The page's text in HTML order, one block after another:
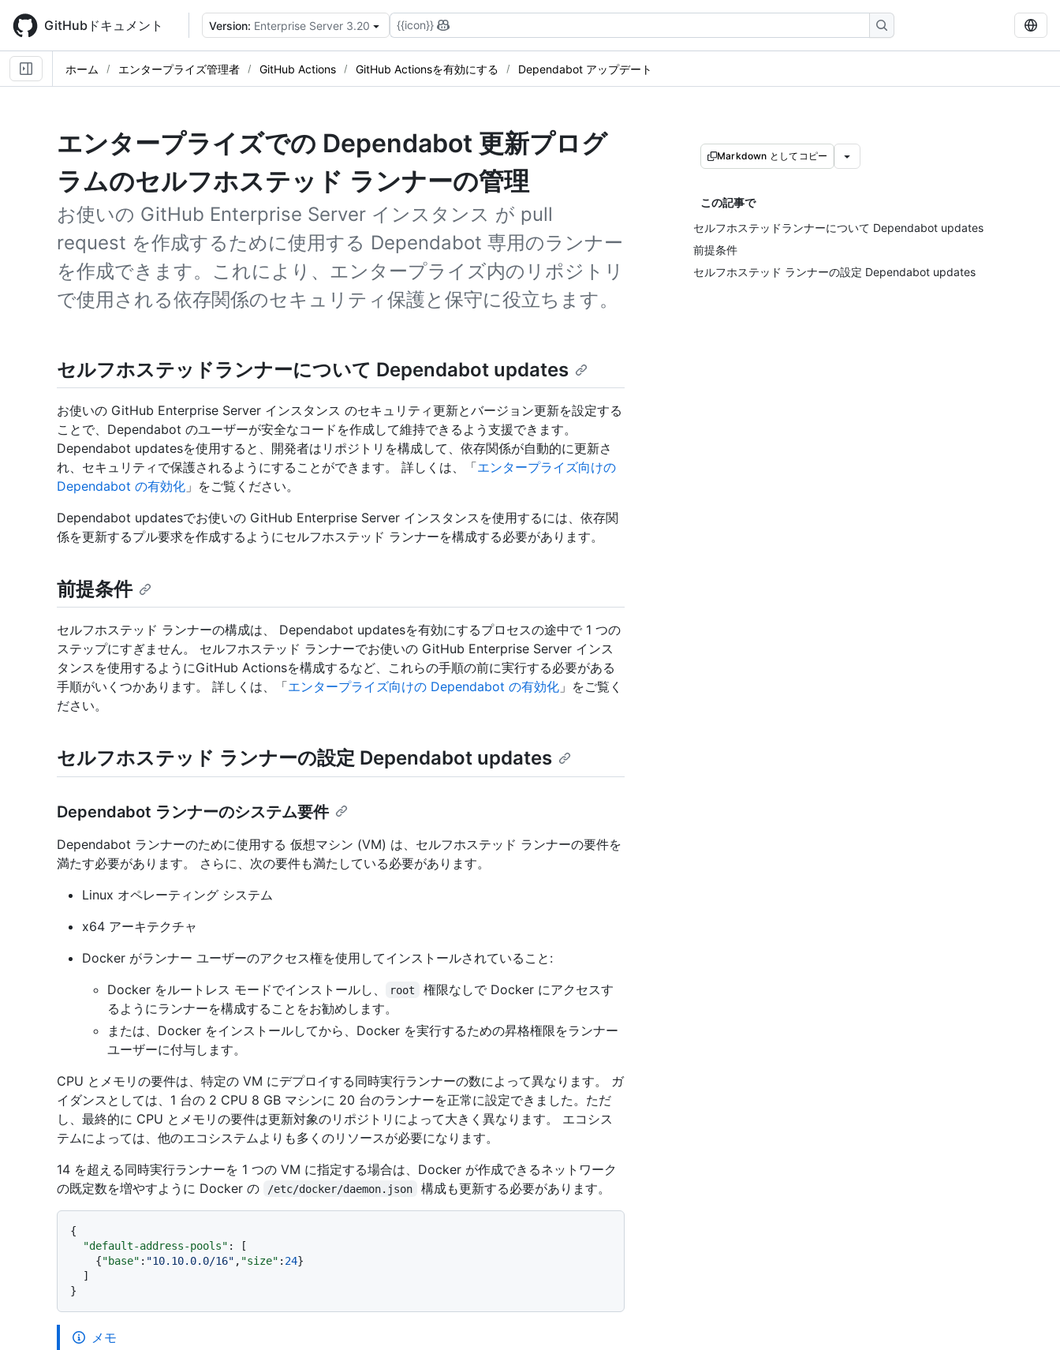
main
content
GitHubドキュメント Version: Enterprise Server 3.20 {{icon}}
ホーム エンタープライズ管理者 GitHub Actions GitHub Actionsを有効にする Dependabot アップデート
エンタープライズでの Dependabot 更新プログ
ラムのセルフホステッド ランナーの管理
お使いの GitHub Enterprise Server インスタンス が pull
request を作成するために使用する Dependabot 専用のランナー
を作成できます。これにより、エンタープライズ内のリポジトリ
で使用される依存関係のセキュリティ保護と保守に役立ちます。
Markdown としてコピー
この記事で
セルフホステッドランナーについて Dependabot updates
前提条件
セルフホステッド ランナーの設定 Dependabot updates
セルフホステッドランナーについて Dependabot updates
お使いの GitHub Enterprise Server インスタンス のセキュリティ更新とバージョン更新を設定する
ことで、Dependabot のユーザーが安全なコードを作成して維持できるよう支援できます。
Dependabot updatesを使用すると、開発者はリポジトリを構成して、依存関係が自動的に更新さ
れ、セキュリティで保護されるようにすることができます。 詳しくは、「エンタープライズ向けの
Dependabot の有効化 」をご覧ください。
Dependabot updatesでお使いの GitHub Enterprise Server インスタンスを使用するには、依存関
係を更新するプル要求を作成するようにセルフホステッド ランナーを構成する必要があります。
前提条件
セルフホステッド ランナーの構成は、 Dependabot updatesを有効にするプロセスの途中で 1 つの
ステップにすぎません。 セルフホステッド ランナーでお使いの GitHub Enterprise Server インス
タンスを使用するようにGitHub Actionsを構成するなど、これらの手順の前に実行する必要がある
手順がいくつかあります。 詳しくは、「エンタープライズ向けの Dependabot の有効化 」をご覧く
ださい。
セルフホステッド ランナーの設定 Dependabot updates
Dependabot ランナーのシステム要件
Dependabot ランナーのために使用する 仮想マシン (VM) は、セルフホステッド ランナーの要件を
満たす必要があります。 さらに、次の要件も満たしている必要があります。
Linux オペレーティング システム
x64 アーキテクチャ
Docker がランナー ユーザーのアクセス権を使用してインストールされていること:
Docker をルートレス モードでインストールし、
root
権限なしで Docker にアクセスす
るようにランナーを構成することをお勧めします。
または、Docker をインストールしてから、Docker を実行するための昇格権限をランナー
ユーザーに付与します。
CPU とメモリの要件は、特定の VM にデプロイする同時実行ランナーの数によって異なります。 ガ
イダンスとしては、1 台の 2 CPU 8 GB マシンに 20 台のランナーを正常に設定できました。ただ
し、最終的に CPU とメモリの要件は更新対象のリポジトリによって大きく異なります。 エコシス
テムによっては、他のエコシステムよりも多くのリソースが必要になります。
14 を超える同時実行ランナーを 1 つの VM に指定する場合は、Docker が作成できるネットワーク
の既定数を増やすように Docker の
/etc/docker/daemon.json 構成も更新する必要があります。
{
"default-address-pools" :
[
{"base" : "10.10.0.0/16" , "size" : 24}
]
}
メモ